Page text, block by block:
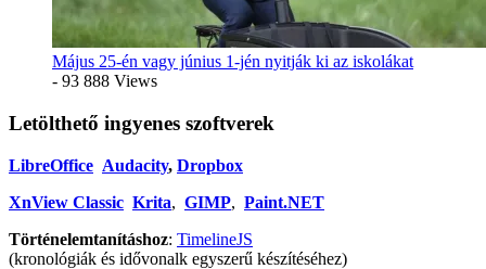
Május 25-én vagy június 1-jén nyitják ki az iskolákat
- 93 888 Views
Letölthető ingyenes szoftverek
LibreOffice Audacity, Dropbox
XnView Classic Krita, GIMP, Paint.NET
Történelemtanításhoz: TimelineJS
(kronológiák és idővonalk egyszerű készítéséhez)